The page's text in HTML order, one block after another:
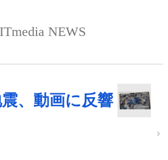
ITmedia NEWS
、動画に反響